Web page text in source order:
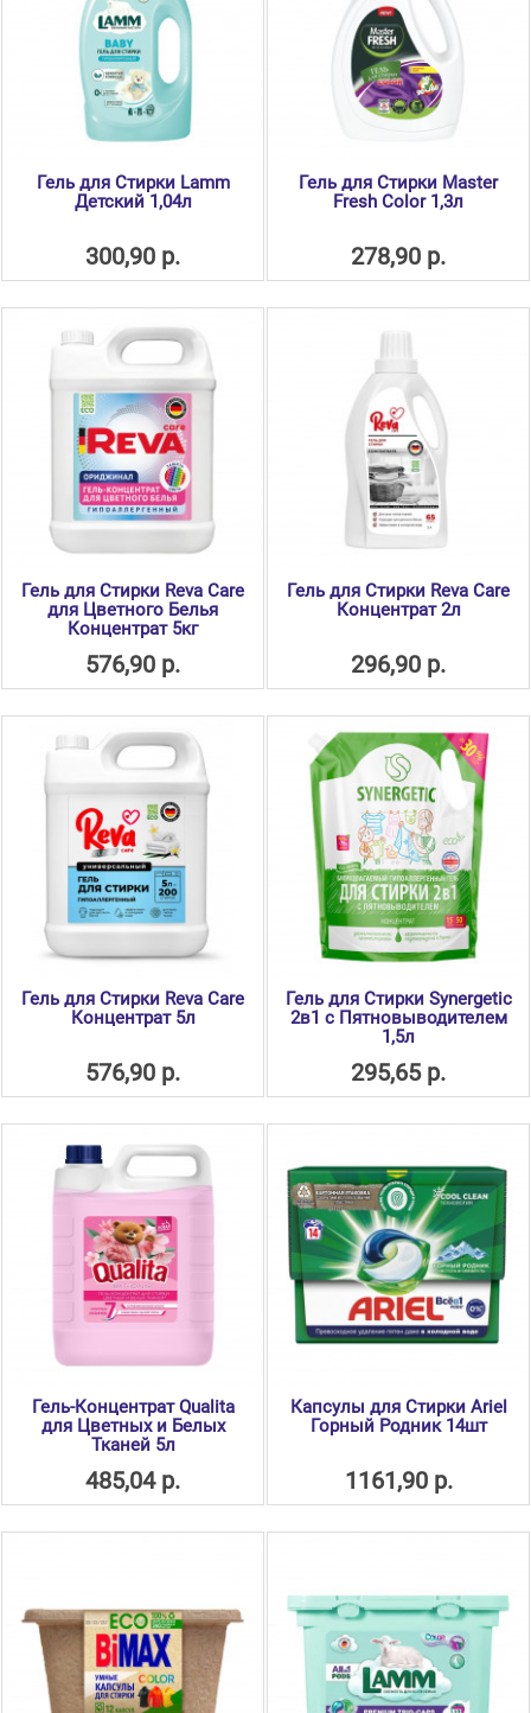
Гель для Стирки Lamm
Детский 1,04л
300,90 р.
Гель для Стирки Master
Fresh Color 1,3л
278,90 р.
Гель для Стирки Reva Care
для Цветного Белья
Концентрат 5кг
576,90 р.
Гель для Стирки Reva Care
Концентрат 2л
296,90 р.
Гель для Стирки Reva Care
Концентрат 5л
576,90 р.
Гель для Стирки Synergetic
2в1 с Пятновыводителем
1,5л
295,65 р.
Гель-Концентрат Qualita
для Цветных и Белых
Тканей 5л
485,04 р.
Капсулы для Стирки Ariel
Горный Родник 14шт
1161,90 р.